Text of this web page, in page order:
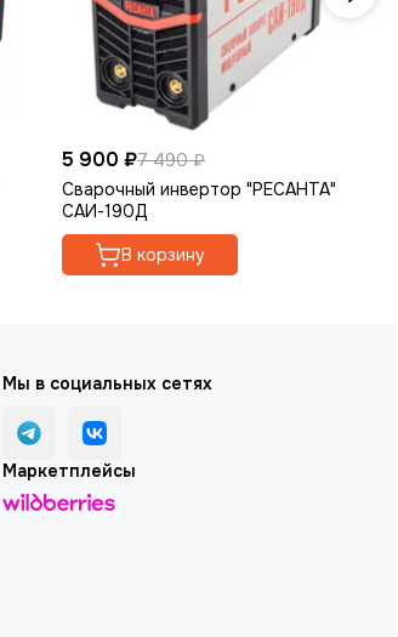
5 900 ₽7 490 ₽
Сварочный инвертор "РЕСАНТА"
САИ-190Д
В корзину
Мы в социальных сетях
Маркетплейсы